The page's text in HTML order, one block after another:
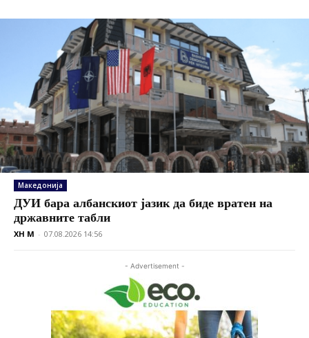
Македонија
ДУИ бара албанскиот јазик да биде вратен на
државните табли
XH M - 07.08.2026 14:56
- Advertisement -